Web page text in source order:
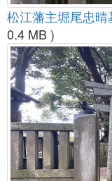
松江藩主堀尾忠
0.4 MB )